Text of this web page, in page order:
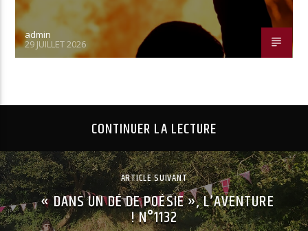
admin
29 JUILLET 2026
CONTINUER LA LECTURE
ARTICLE SUIVANT
« DANS UN DÉ DE POÉSIE », L’AVENTURE
! N°1132